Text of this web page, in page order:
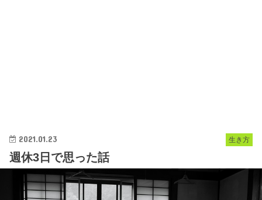
生き方
2021.01.23
週休3日で思った話